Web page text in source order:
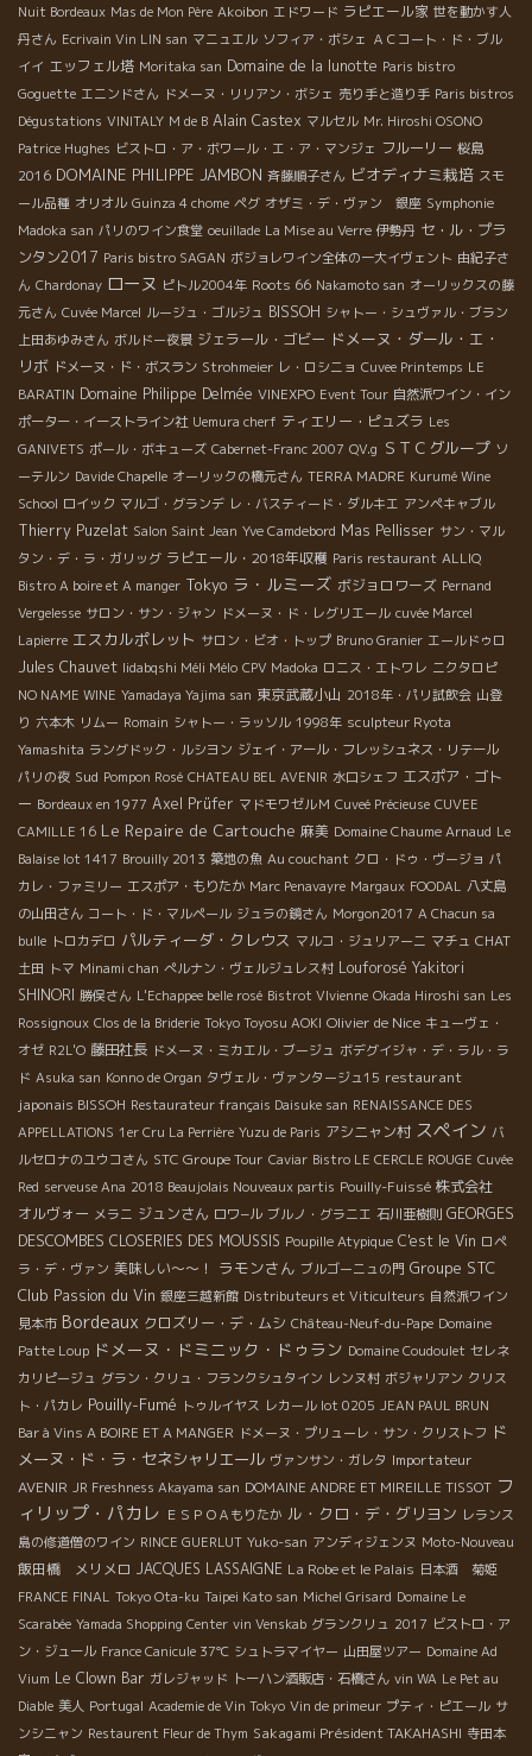
Nuit Bordeaux Mas de Mon Père Akoibon エドワード ラピエール家 世を動かす人
丹さん Ecrivain Vin LIN san マニュエル ソフィア・ボシェ ＡＣコート・ド・ブル
イイ エッフェル塔 Moritaka san Domaine de la lunotte Paris bistro
Goguette エニンドさん ドメーヌ・リリアン・ボシェ 売り手と造り手 Paris bistros
Dégustations VINITALY M de B Alain Castex マルセル Mr. Hiroshi OSONO
Patrice Hughes ビストロ・ア・ボワール・エ・ア・マンジェ フルーリー 桜島
2016 DOMAINE PHILIPPE JAMBON 斉藤順子さん ビオディナミ栽培 スモ
ール品種 オリオル Guinza 4 chome ペグ オザミ・デ・ヴァン 銀座 Symphonie
Madoka san パリのワイン食堂 oeuillade La Mise au Verre 伊勢丹 セ・ル・プラ
ンタン2017 Paris bistro SAGAN ボジョレワイン全体の一大イヴェント 由紀子さ
ん Chardonay ローヌ ピトル2004年 Roots 66 Nakamoto san オーリックスの藤
元さん Cuvée Marcel ルージュ・ゴルジュ BISSOH シャトー・シュヴァル・ブラン
上田あゆみさん ボルドー夜景 ジェラール・ゴビー ドメーヌ・ダール・エ・
リボ ドメーヌ・ド・ボスラン Strohmeier レ・ロシニョ Cuvee Printemps LE
BARATIN Domaine Philippe Delmée VINEXPO Event Tour 自然派ワイン・イン
ポーター・イーストライン社 Uemura cherf ティエリー・ピュズラ Les
GANIVETS ポール・ボキューズ Cabernet-Franc 2007 QV.g ＳＴＣグループ ソ
ーテルン Davide Chapelle オーリックの橋元さん TERRA MADRE Kurumé Wine
School ロイック マルゴ・グランデ レ・バスティード・ダルキエ アンペキャブル
Thierry Puzelat Salon Saint Jean Yve Camdebord Mas Pellisser サン・マル
タン・デ・ラ・ガリッグ ラピエール・2018年収穫 Paris restaurant ALLIQ
Bistro A boire et A manger Tokyo ラ・ルミーズ ボジョロワーズ Pernand
Vergelesse サロン・サン・ジャン ドメーヌ・ド・レグリエール cuvée Marcel
Lapierre エスカルポレット サロン・ビオ・トップ Bruno Granier エールドゥロ
Jules Chauvet Iidabqshi Méli Mélo CPV Madoka ロニス・エトワレ ニクタロピ
NO NAME WINE Yamadaya Yajima san 東京武蔵小山 2018年・パリ試飲会 山登
り 六本木 リムー Romain シャトー・ラッソル 1998年 sculpteur Ryota
Yamashita ラングドック・ルシヨン ジェイ・アール・フレッシュネス・リテール
パリの夜 Sud Pompon Rosé CHATEAU BEL AVENIR 水口シェフ エスポア・ゴト
ー Bordeaux en 1977 Axel Prüfer マドモワゼルＭ Cuveé Précieuse CUVEE
CAMILLE 16 Le Repaire de Cartouche 麻美 Domaine Chaume Arnaud Le
Balaise lot 1417 Brouilly 2013 築地の魚 Au couchant クロ・ドゥ・ヴージョ パ
カレ・ファミリー エスポア・もりたか Marc Penavayre Margaux FOODAL 八丈島
の山田さん コート・ド・マルペール ジュラの鏡さん Morgon2017 A Chacun sa
bulle トロカデロ パルティーダ・クレウス マルコ・ジュリアーニ マチュ CHAT
土田 トマ Minami chan ぺルナン・ヴェルジュレス村 Louforosé Yakitori
SHINORI 勝俣さん L'Echappee belle rosé Bistrot VIvienne Okada Hiroshi san Les
Rossignoux Clos de la Briderie Tokyo Toyosu AOKI Olivier de Nice キューヴェ・
オゼ R2L'O 藤田社長 ドメーヌ・ミカエル・ブージュ ボデグイジャ・デ・ラル・ラ
ド Asuka san Konno de Organ タヴェル・ヴァンタージュ15 restaurant
japonais BISSOH Restaurateur français Daisuke san RENAISSANCE DES
APPELLATIONS 1er Cru La Perrière Yuzu de Paris アシニャン村 スペイン バ
ルセロナのユウコさん STC Groupe Tour Caviar Bistro LE CERCLE ROUGE Cuvée
Red serveuse Ana 2018 Beaujolais Nouveaux partis Pouilly-Fuissé 株式会社
オルヴォー メラニ ジュンさん ロワ−ル ブルノ・グラニエ 石川亜樹則 GEORGES
DESCOMBES CLOSERIES DES MOUSSIS Poupille Atypique C'est le Vin ロペ
ラ・デ・ヴァン 美味しい～～！ ラモンさん ブルゴーニュの門 Groupe STC
Club Passion du Vin 銀座三越新館 Distributeurs et Viticulteurs 自然派ワイン
見本市 Bordeaux クロズリー・デ・ムシ Château-Neuf-du-Pape Domaine
Patte Loup ドメーヌ・ドミニック・ドゥラン Domaine Coudoulet セレネ
カリピージュ グラン・クリュ・フランクシュタイン レンヌ村 ボジャリアン クリス
ト・パカレ Pouilly-Fumé トゥルイヤス レカール lot 0205 JEAN PAUL BRUN
Bar à Vins A BOIRE ET A MANGER ドメーヌ・プリューレ・サン・クリストフ ド
メーヌ・ド・ラ・セネシャリエール ヴァンサン・ガレタ Importateur
AVENIR JR Freshness Akayama san DOMAINE ANDRE ET MIREILLE TISSOT フ
ィリップ・パカレ ＥＳＰＯＡもりたか ル・クロ・デ・グリヨン レランス
島の修道僧のワイン RINCE GUERLUT Yuko-san アンディジェンヌ Moto-Nouveau
飯田橋 メリメロ JACQUES LASSAIGNE La Robe et le Palais 日本酒 菊姫
FRANCE FINAL Tokyo Ota-ku Taipei Kato san Michel Grisard Domaine Le
Scarabée Yamada Shopping Center vin Venskab グランクリュ 2017 ビストロ・ア
ン・ジュール France Canicule 37℃ シュトラマイヤー 山田屋ツアー Domaine Ad
Vium Le Clown Bar ガレジャッド トーハン酒販店・石橋さん vin WA Le Pet au
Diable 美人 Portugal Academie de Vin Tokyo Vin de primeur プティ・ピエール サ
ンシニャン Restaurent Fleur de Thym Sakagami Président TAKAHASHI 寺田本